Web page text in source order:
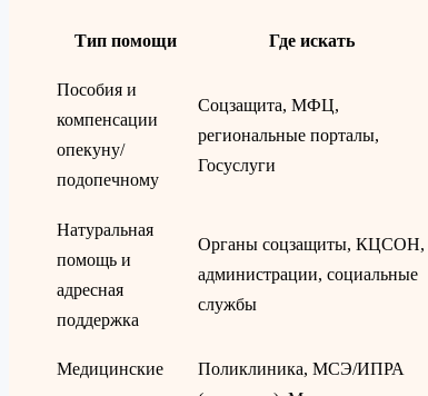
Тип помощи Где искать
Пособия и
компенсации
опекуну/
подопечному
Соцзащита, МФЦ,
региональные порталы,
Госуслуги
Натуральная
помощь и
адресная
поддержка
Органы соцзащиты, КЦСОН,
администрации, социальные
службы
Медицинские
Поликлиника, МСЭ/ИПРА